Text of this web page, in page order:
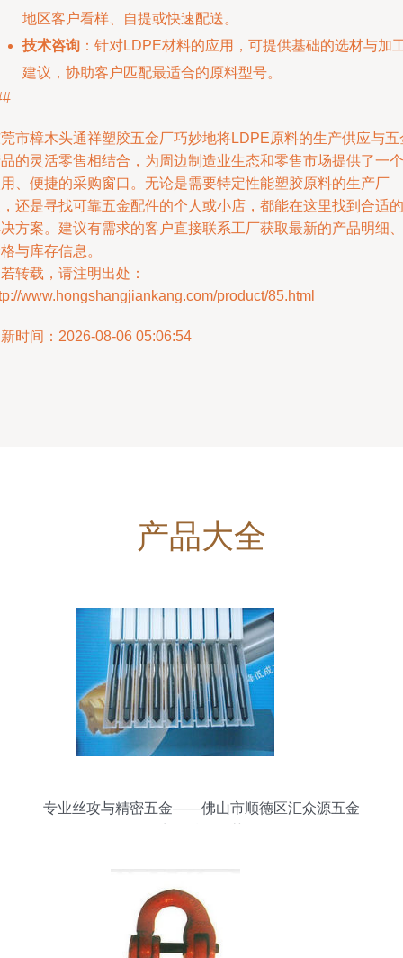
地区客户看样、自提或快速配送。
技术咨询 ：针对LDPE材料的应用，可提供基础的选材与加
建议，协助客户匹配最适合的原料型号。
市樟木头通祥塑胶五金厂巧妙地将LDPE原料的生产供应与五
的灵活零售相结合，为周边制造业生态和零售市场提供了一个
、便捷的采购窗口。无论是需要特定性能塑胶原料的生产厂
还是寻找可靠五金配件的个人或小店，都能在这里找到合适的
方案。建议有需求的客户直接联系工厂获取最新的产品明细、
与库存信息。
转载，请注明出处：
www.hongshangjiankang.com/product/85.html
时间：2026-08-06 05:06:54
产品大全
专业丝攻与精密五金——佛山市顺德区汇众源五金